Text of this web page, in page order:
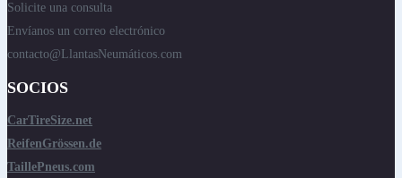
Solicite una consulta
Envíanos un correo electrónico
contacto@LlantasNeumáticos.com
SOCIOS
CarTireSize.net
ReifenGrössen.de
TaillePneus.com